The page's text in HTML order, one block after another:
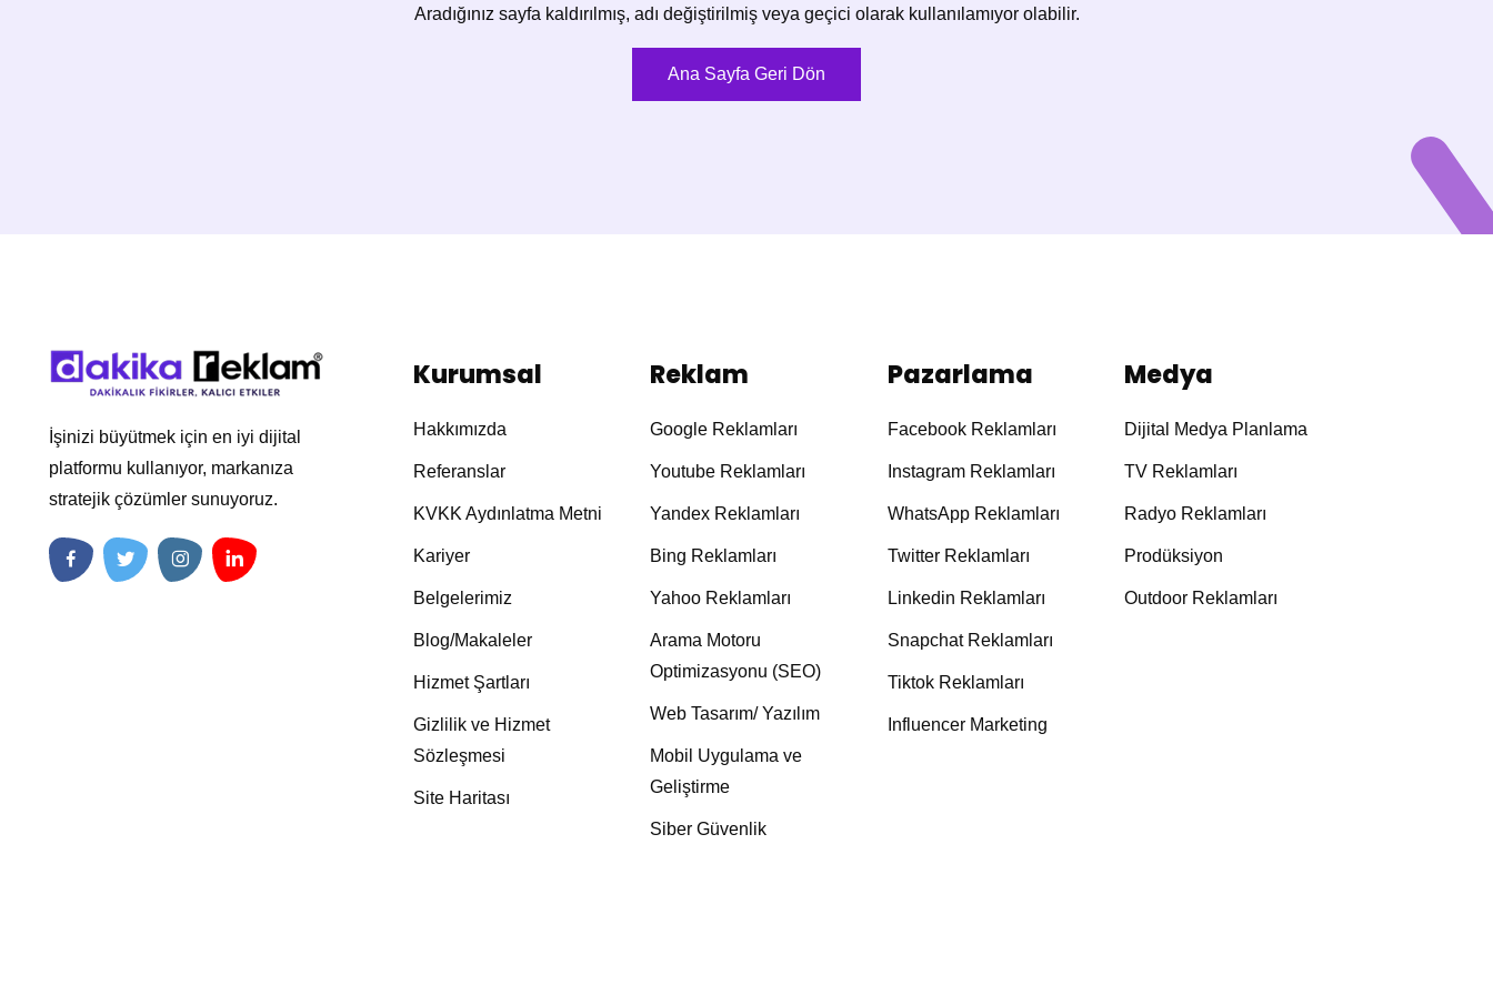
Aradığınız sayfa kaldırılmış, adı değiştirilmiş veya geçici olarak kullanılamıyor olabilir.
Ana Sayfa Geri Dön
İşinizi büyütmek için en iyi dijital
platformu kullanıyor, markanıza
stratejik çözümler sunuyoruz.
Kurumsal
Hakkımızda
Referanslar
KVKK Aydınlatma Metni
Kariyer
Belgelerimiz
Blog/Makaleler
Hizmet Şartları
Gizlilik ve Hizmet
Sözleşmesi
Site Haritası
Reklam
Google Reklamları
Youtube Reklamları
Yandex Reklamları
Bing Reklamları
Yahoo Reklamları
Arama Motoru
Optimizasyonu (SEO)
Web Tasarım/ Yazılım
Mobil Uygulama ve
Geliştirme
Siber Güvenlik
Pazarlama
Facebook Reklamları
Instagram Reklamları
WhatsApp Reklamları
Twitter Reklamları
Linkedin Reklamları
Snapchat Reklamları
Tiktok Reklamları
Influencer Marketing
Medya
Dijital Medya Planlama
TV Reklamları
Radyo Reklamları
Prodüksiyon
Outdoor Reklamları